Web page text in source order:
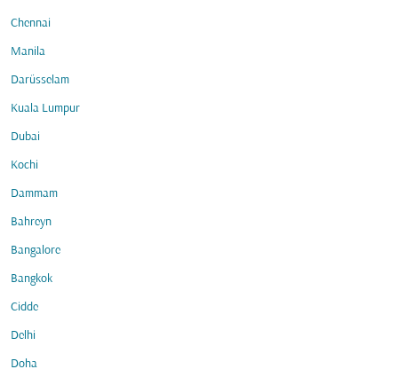
Chennai
Manila
Darüsselam
Kuala Lumpur
Dubai
Kochi
Dammam
Bahreyn
Bangalore
Bangkok
Cidde
Delhi
Doha